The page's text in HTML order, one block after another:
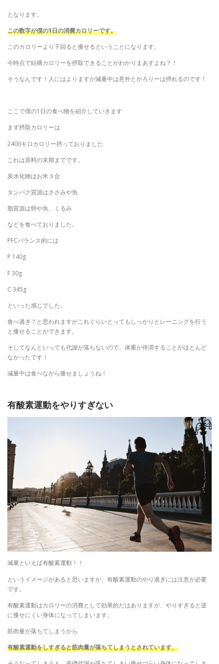
となります。
この数字が僕の1日の消費カロリーです。
このカロリーより下回ると痩せるということになります。
今時点で結構カロリーを摂取できることがわかりまあすよね？！
そうなんです！人にはよりますが減量中は意外とかろりーは摂れるのです！
ここで僕の1日の食べ物を紹介していきます
まず摂取カロリーは
2400キロカロリー摂っておりました
これは原料の末期までです。
炭水化物はお米３合
タンパク質源はささみや魚
脂質源は卵や魚、くるみ
などを食べておりました。
PFCバランス的には
P 140g
F 30g
C 345g
といった感じでした。
食べ過ぎ？と思われますがこれぐらいとってもしっかりとレーニングを行う
と痩せることができます。
そしてなんといっても代謝が落ちないので、体重が停滞することがほとんど
なかったです！
減量中は食べながら痩せましょうね！
有酸素運動をやりすぎない
減量といえば有酸素運動！！
というイメージがあると思いますが、有酸素運動のやり過ぎには注意が必要
です。
有酸素運動はカロリーの消費として効果的だはありますが、やりすぎると逆
に痩せにくい身体になってしまいます。
筋肉量が落ちてしまうから
有酸素運動をしすぎると筋肉量が落ちてしまうとされています、